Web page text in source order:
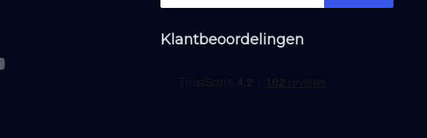
Klantbeoordelingen